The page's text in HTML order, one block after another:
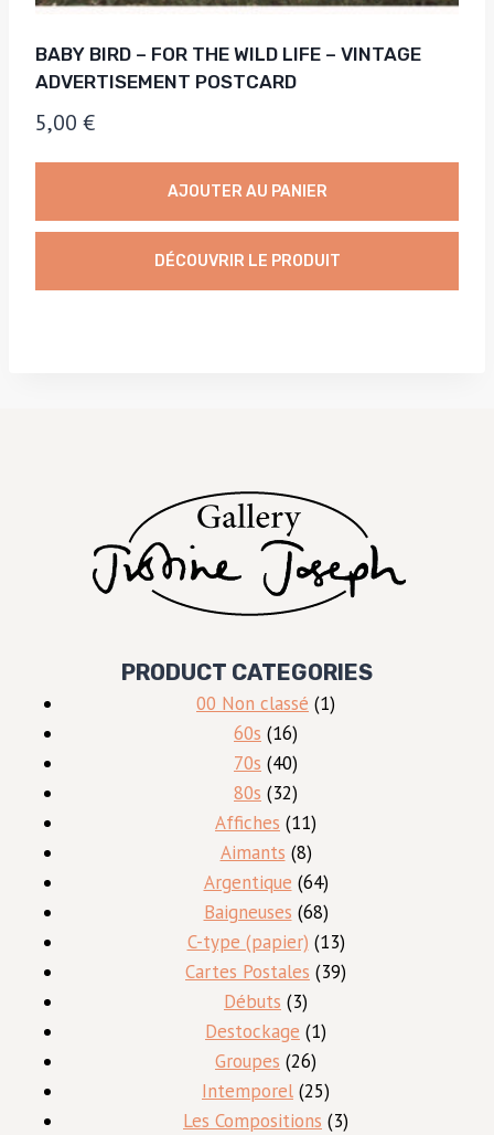
BABY BIRD – FOR THE WILD LIFE – VINTAGE
ADVERTISEMENT POSTCARD
5,00 €
AJOUTER AU PANIER
DÉCOUVRIR LE PRODUIT
PRODUCT CATEGORIES
00 Non classé 11
60s 1616
produits
70s 4040
produits
80s 3232
produits
Affiches 1111
produits
Aimants 88
produits
Argentique 6464
produits
Baigneuses 6868
produits
C-type (papier) 1313
produits
Cartes Postales 3939
Débuts 33
produits
Destockage 11
Groupes 2626
produits
Intemporel 2525
produits
Les Compositions 33